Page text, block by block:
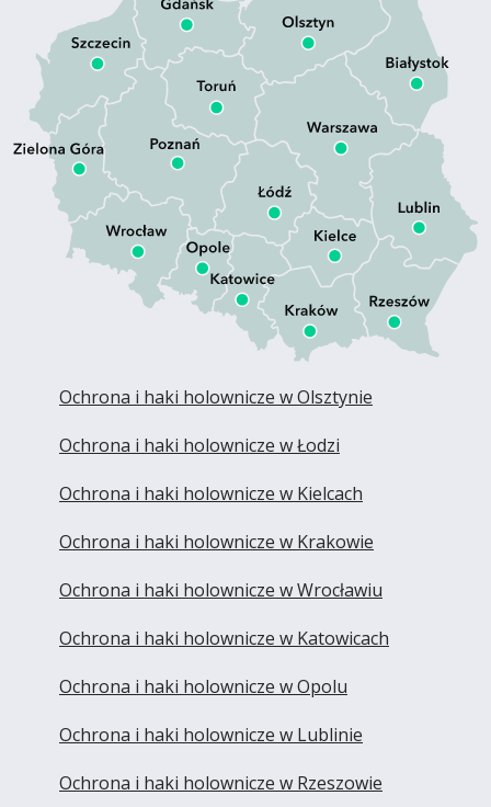
Ochrona i haki holownicze w Olsztynie
Ochrona i haki holownicze w Łodzi
Ochrona i haki holownicze w Kielcach
Ochrona i haki holownicze w Krakowie
Ochrona i haki holownicze w Wrocławiu
Ochrona i haki holownicze w Katowicach
Ochrona i haki holownicze w Opolu
Ochrona i haki holownicze w Lublinie
Ochrona i haki holownicze w Rzeszowie